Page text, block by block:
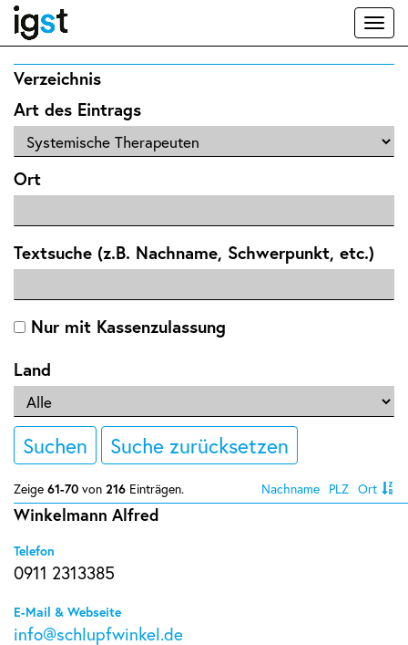
Verzeichnis
Art des Eintrags
Ort
Textsuche (z.B. Nachname, Schwerpunkt, etc.)
Nur mit Kassenzulassung
Land
Suchen Suche zurücksetzen
Ort
PLZ
Nachname
Zeige 61-70 von 216 Einträgen.
Winkelmann Alfred
Telefon
0911 2313385
E-Mail & Webseite
info@schlupfwinkel.de